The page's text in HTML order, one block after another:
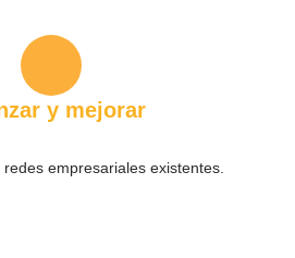
y mejorar
empresariales existentes.